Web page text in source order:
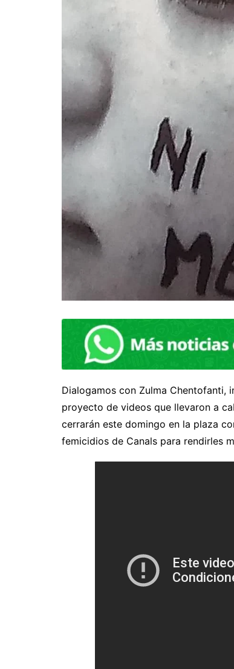
Dialogamos con Zulma Chentofanti,
proyecto de videos que llevaron a
cerrarán este domingo en la plaza
femicidios de Canals para rendirles